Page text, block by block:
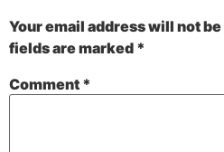
Your email address will not
fields are marked *
Comment *